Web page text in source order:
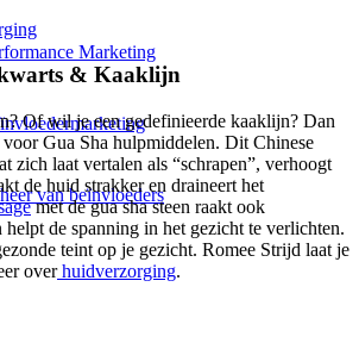
Marketing
van beïnvloeders
& Kaaklijn
Of wil je een gedefinieerde kaaklijn? Dan
voor Gua Sha hulpmiddelen. Dit Chinese
zich laat vertalen als “schrapen”, verhoogt
de huid strakker en draineert het
met de gua sha steen raakt ook
helpt de spanning in het gezicht te verlichten.
teint op je gezicht. Romee Strijd laat je
overhuidverzorging.